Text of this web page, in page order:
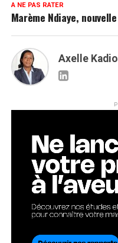
A NE PAS RATER
Marème Ndiaye,
Axelle